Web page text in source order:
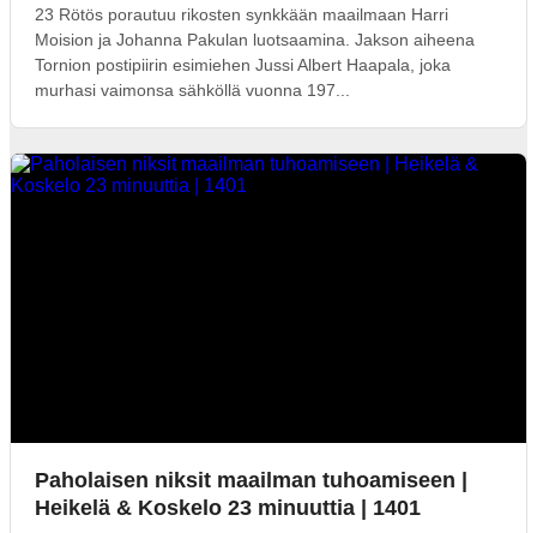
23 Rötös porautuu rikosten synkkään maailmaan Harri
Moision ja Johanna Pakulan luotsaamina. Jakson aiheena
Tornion postipiirin esimiehen Jussi Albert Haapala, joka
murhasi vaimonsa sähköllä vuonna 197...
Paholaisen niksit maailman tuhoamiseen |
Heikelä & Koskelo 23 minuuttia | 1401